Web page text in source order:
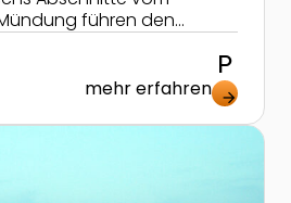
führen den
local_parking
mehr erfahren arrow_forward
Museum Linz - Geburtstag